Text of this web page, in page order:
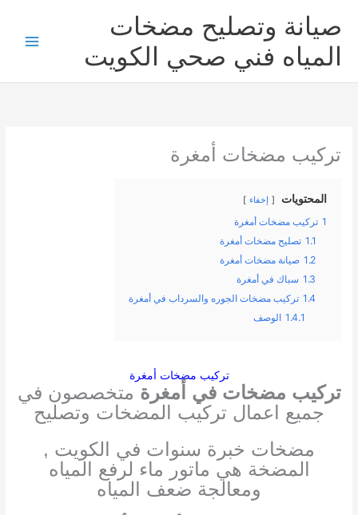
المحتوى
صيانة وتصليح مضخات
المياه فني صحي الكويت
تركيب مضخات أمغرة
المحتويات إخفاء
1 تركيب مضخات أمغرة
1.1 تصليح مضخات أمغرة
1.2 صيانة مضخات أمغرة
1.3 سباك في أمغرة
1.4 تركيب مضخات الجوره والسرداب في أمغرة
1.4.1 الوصف
تركيب مضخات أمغرة
تركيب مضخات في أمغرة متخصصون في
جميع اعمال تركيب المضخات وتصليح
مضخات خبرة سنوات في الكويت ,
المضخة هي ماتور ماء لرفع المياه
ومعالجة ضعف المياه